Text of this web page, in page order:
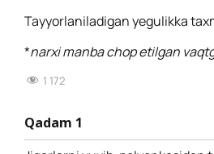
Tayyorlaniladigan yegulikka
*narxi manba chop etilgan
1 172
Qadam 1